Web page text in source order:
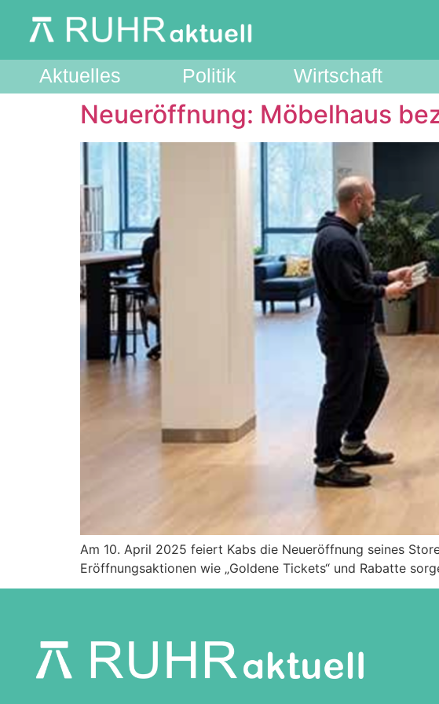
Aktuelles Politik Wirtschaft
Neueröffnung: Möbelhaus
Am 10. April 2025 feiert Kabs die Neueröffnung seines
Eröffnungsaktionen wie „Goldene Tickets“ und Rabatte